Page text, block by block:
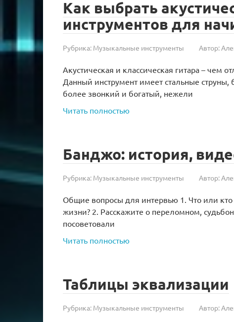
Как выбрать
инструментов для
Рубрика: Музыкальные инструменты Автор:
Акустическая и классическая гитара – чем
Данный инструмент имеет стальные струны,
более звонкий и богатый, нежели
Читать полностью
Банджо: история,
Рубрика: Музыкальные инструменты Автор:
Общие вопросы для интервью 1. Что или
жизни? 2. Расскажите о переломном,
посоветовали
Читать полностью
Таблицы эквализации
Рубрика: Музыкальные инструменты Автор: